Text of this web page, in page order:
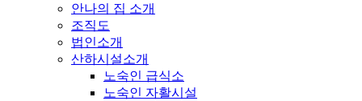
안나의 집 소개
조직도
법인소개
산하시설소개
노숙인 급식소
노숙인 자활시설